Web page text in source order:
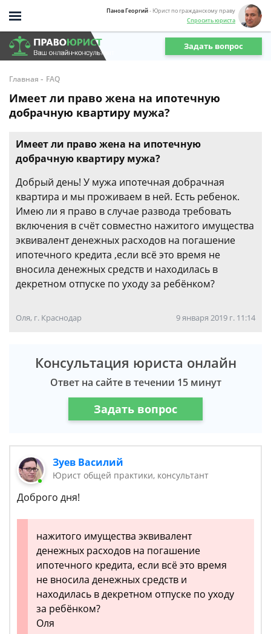
Панов Георгий- Юрист по гражданскому праву
Спросить юриста
Задать вопрос
Главная - FAQ
Имеет ли право жена на ипотечную
добрачную квартиру мужа?
Имеет ли право жена на ипотечную
добрачную квартиру мужа?
Добрый день! У мужа ипотечная добрачная
квартира и мы проживаем в ней. Есть ребенок.
Имею ли я право в случае развода требовать
включения в счёт совместно нажитого имущества
эквивалент денежных расходов на погашение
ипотечного кредита ,если всё это время не
вносила денежных средств и находилась в
декретном отпуске по уходу за ребёнком?
Оля, г. Краснодар 9 января 2019 г. 11:14
Консультация юриста онлайн
Ответ на сайте в течении 15 минут
Задать вопрос
Зуев Василий
Юрист общей практики, консультант
Доброго дня!
нажитого имущества эквивалент
денежных расходов на погашение
ипотечного кредита, если всё это время
не вносила денежных средств и
находилась в декретном отпуске по уходу
за ребёнком?
Оля